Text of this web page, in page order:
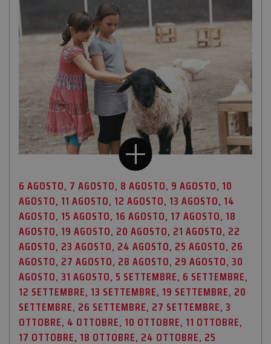
6 AGOSTO, 7 AGOSTO, 8 AGOSTO, 9 AGOSTO, 10
AGOSTO, 11 AGOSTO, 12 AGOSTO, 13 AGOSTO, 14
AGOSTO, 15 AGOSTO, 16 AGOSTO, 17 AGOSTO, 18
AGOSTO, 19 AGOSTO, 20 AGOSTO, 21 AGOSTO, 22
AGOSTO, 23 AGOSTO, 24 AGOSTO, 25 AGOSTO, 26
AGOSTO, 27 AGOSTO, 28 AGOSTO, 29 AGOSTO, 30
AGOSTO, 31 AGOSTO, 5 SETTEMBRE, 6 SETTEMBRE,
12 SETTEMBRE, 13 SETTEMBRE, 19 SETTEMBRE, 20
SETTEMBRE, 26 SETTEMBRE, 27 SETTEMBRE, 3
OTTOBRE, 4 OTTOBRE, 10 OTTOBRE, 11 OTTOBRE,
17 OTTOBRE, 18 OTTOBRE, 24 OTTOBRE, 25
basate sul
variabili di
utente.
è un
generato
modo
il modo
viene
utente tra
Nome
Dominio
Scadenza Descrizione
Nome
Provider /
Scadenza Descrizione
__stripe_mid
Stripe Inc.
.www.amaparco.it
1 anno
Questo cookie è
impostato da
Provider /
Dominio
edt_referrer www.amaparco.it Sessione